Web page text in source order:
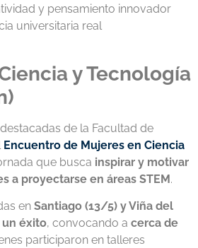
y pensamiento innovador
universitaria real
y Tecnología
de la Facultad de
Encuentro de Mujeres en Ciencia
que busca inspirar y motivar
a proyectarse en áreas STEM.
en Santiago (13/5) y Viña del
un éxito, convocando a cerca de
participaron en talleres